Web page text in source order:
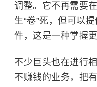
调整。它不再需要
生“卷”死，但可以
件，这是一种掌握
不少巨头也在进行
不赚钱的业务，把